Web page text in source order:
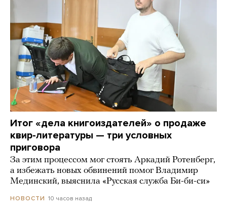
Итог «дела книгоиздателей» о продаже
квир-литературы — три условных
приговора
За этим процессом мог стоять Аркадий Ротенберг,
а избежать новых обвинений помог Владимир
Мединский, выяснила «Русская служба Би-би-си»
НОВОСТИ 10 часов назад